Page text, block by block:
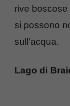
rive
si possono
sull’acqua.
Lago di